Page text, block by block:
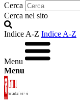
Cerca
Cerca nel sito
Indice A-Z Indice A-Z
Menu
Menu